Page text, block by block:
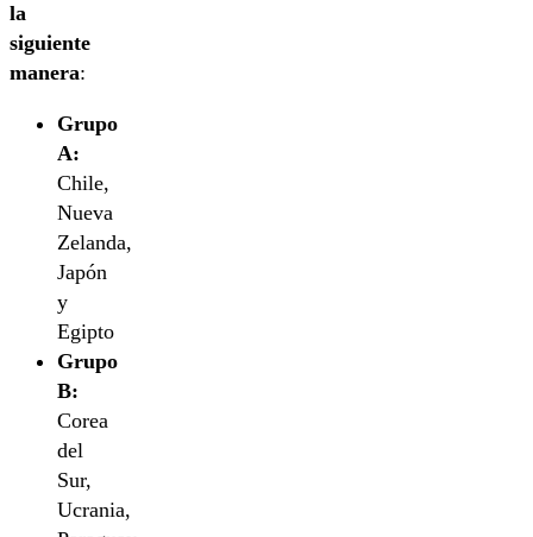
la
siguiente
manera:
Grupo
A:
Chile,
Nueva
Zelanda,
Japón
y
Egipto
Grupo
B:
Corea
del
Sur,
Ucrania,